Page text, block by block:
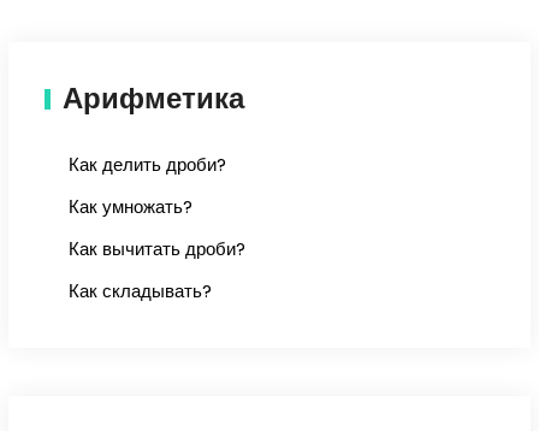
Арифметика
Как делить дроби?
Как умножать?
Как вычитать дроби?
Как складывать?